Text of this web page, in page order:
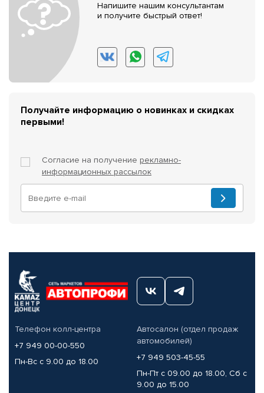
Напишите нашим консультантам
и получите быстрый ответ!
Получайте информацию о новинках и скидках
первыми!
Согласие на получение рекламно-
информационных рассылок
Телефон колл-центра
+7 949 00-00-550
Пн-Вс с 9.00 до 18.00
Автосалон (отдел продаж
автомобилей)
+7 949 503-45-55
Пн-Пт с 09.00 до 18.00, Сб с
9.00 до 15.00